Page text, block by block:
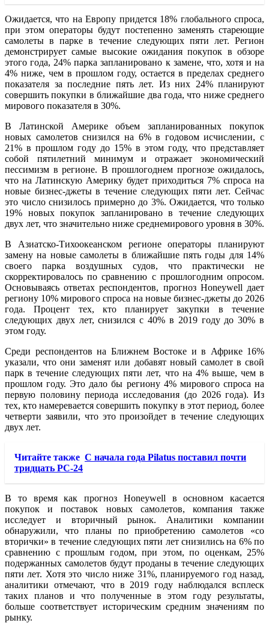
Ожидается, что на Европу придется 18% глобального спроса,
при этом операторы будут постепенно заменять стареющие
самолеты в парке в течение следующих пяти лет. Регион
демонстрирует самые высокие ожидания покупок в обзоре
этого года, 24% парка запланировано к замене, что, хотя и на
4% ниже, чем в прошлом году, остается в пределах среднего
показателя за последние пять лет. Из них 24% планируют
совершить покупки в ближайшие два года, что ниже среднего
мирового показателя в 30%.
В Латинской Америке объем запланированных покупок
новых самолетов снизился на 6% в годовом исчислении, с
21% в прошлом году до 15% в этом году, что представляет
собой пятилетний минимум и отражает экономический
пессимизм в регионе. В прошлогоднем прогнозе ожидалось,
что на Латинскую Америку будет приходиться 7% спроса на
новые бизнес-джеты в течение следующих пяти лет. Сейчас
это число снизилось примерно до 3%. Ожидается, что только
19% новых покупок запланировано в течение следующих
двух лет, что значительно ниже среднемирового уровня в 30%.
В Азиатско-Тихоокеанском регионе операторы планируют
замену на новые самолеты в ближайшие пять годы для 14%
своего парка воздушных судов, что практически не
скорректировалось по сравнению с прошлогодним опросом.
Основываясь ответах респондентов, прогноз Honeywell дает
региону 10% мирового спроса на новые бизнес-джеты до 2026
года. Процент тех, кто планирует закупки в течение
следующих двух лет, снизился с 40% в 2019 году до 30% в
этом году.
Среди респондентов на Ближнем Востоке и в Африке 16%
указали, что они заменят или добавят новый самолет в свой
парк в течение следующих пяти лет, что на 4% выше, чем в
прошлом году. Это дало бы региону 4% мирового спроса на
первую половину периода исследования (до 2026 года). Из
тех, кто намеревается совершить покупку в этот период, более
четверти заявили, что это произойдет в течение следующих
двух лет.
Читайте также С начала года Pilatus поставил почти
тридцать РС-24
В то время как прогноз Honeywell в основном касается
покупок и поставок новых самолетов, компания также
исследует и вторичный рынок. Аналитики компании
обнаружили, что планы по приобретению самолетов «со
вторички» в течение следующих пяти лет снизились на 6% по
сравнению с прошлым годом, при этом, по оценкам, 25%
подержанных самолетов будут проданы в течение следующих
пяти лет. Хотя это число ниже 31%, планируемого год назад,
аналитики отмечают, что в 2019 году наблюдался всплеск
таких планов и что полученные в этом году результаты,
больше соответствует историческим средним значениям по
рынку.